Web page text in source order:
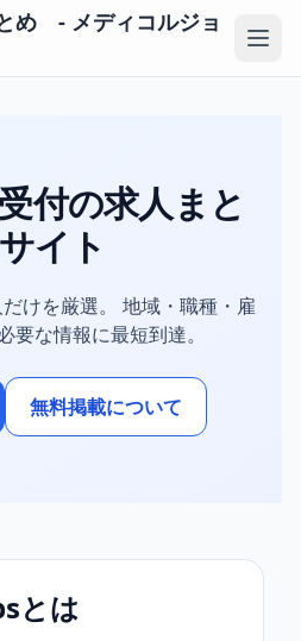
め - メディコルジョ
付の求人まと
イト
けを厳選。
地域・職種・雇
要な情報に最短到達。
無料掲載について
とは